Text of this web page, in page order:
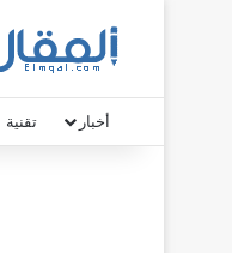
أخبار تقنية